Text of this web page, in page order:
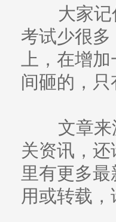
大家记
考试少很
上，在增
间砸的，
文章来
关资讯，还
里有更多
用或转载